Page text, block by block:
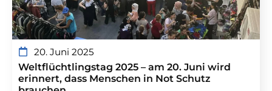
20. Juni 2025
Weltflüchtlingstag 2025 – am 20. Juni wird
erinnert, dass Menschen in Not Schutz